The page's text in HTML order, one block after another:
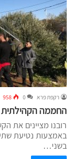
רקפת פרא 0
958
החממה הקהילתית
רובנו מציינים את
באמצעות נטיעת
בשני…